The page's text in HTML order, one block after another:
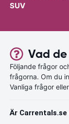
SUV
Vad
Följande frågor
frågorna. Om du
Vanliga frågor
Är